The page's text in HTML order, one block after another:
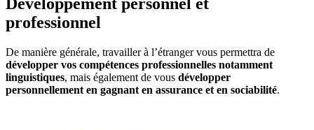
professionnel
De manière générale, travailler à l’étranger vous permettra de
développer vos compétences professionnelles notamment
linguistiques, mais également de vous développer
personnellement en gagnant en assurance et en sociabilité.